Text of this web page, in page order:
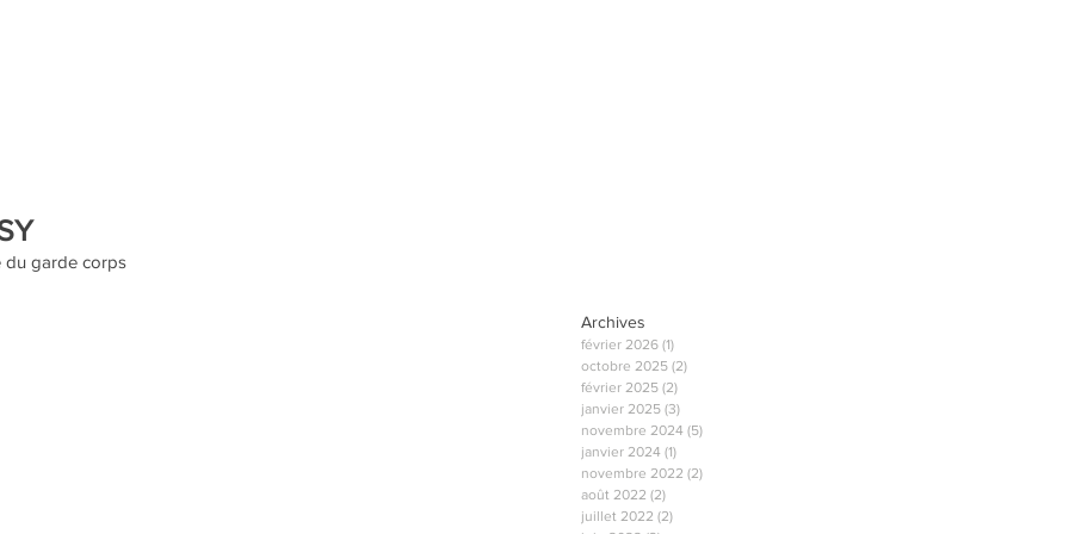
du garde corps
Archives
février 2026 (1)
octobre 2025 (2)
février 2025 (2)
janvier 2025 (3)
novembre 2024 (5)
janvier 2024 (1)
novembre 2022 (2)
août 2022 (2)
juillet 2022 (2)